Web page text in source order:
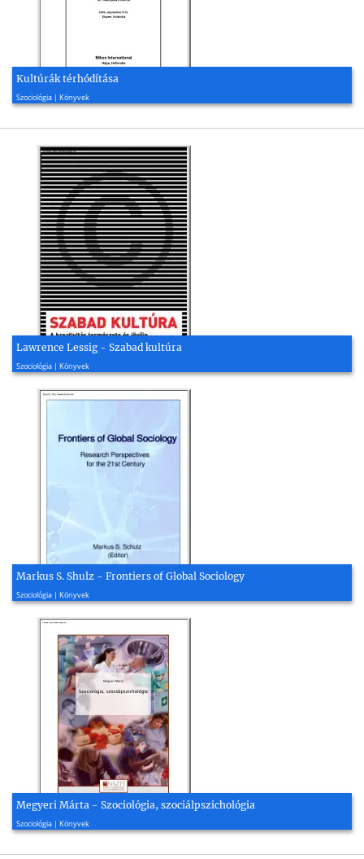
Kultúrák térhódítása
Szociológia | Könyvek
2004, 206 oldal
Lawrence Lessig - Szabad kultúra
Szociológia | Könyvek
2005, 348 oldal
Markus S. Shulz - Frontiers of Global Sociology
Szociológia | Könyvek
2018, 346 oldal
Megyeri Márta - Szociológia, szociálpszichológia
Szociológia | Könyvek
2010, 26 oldal